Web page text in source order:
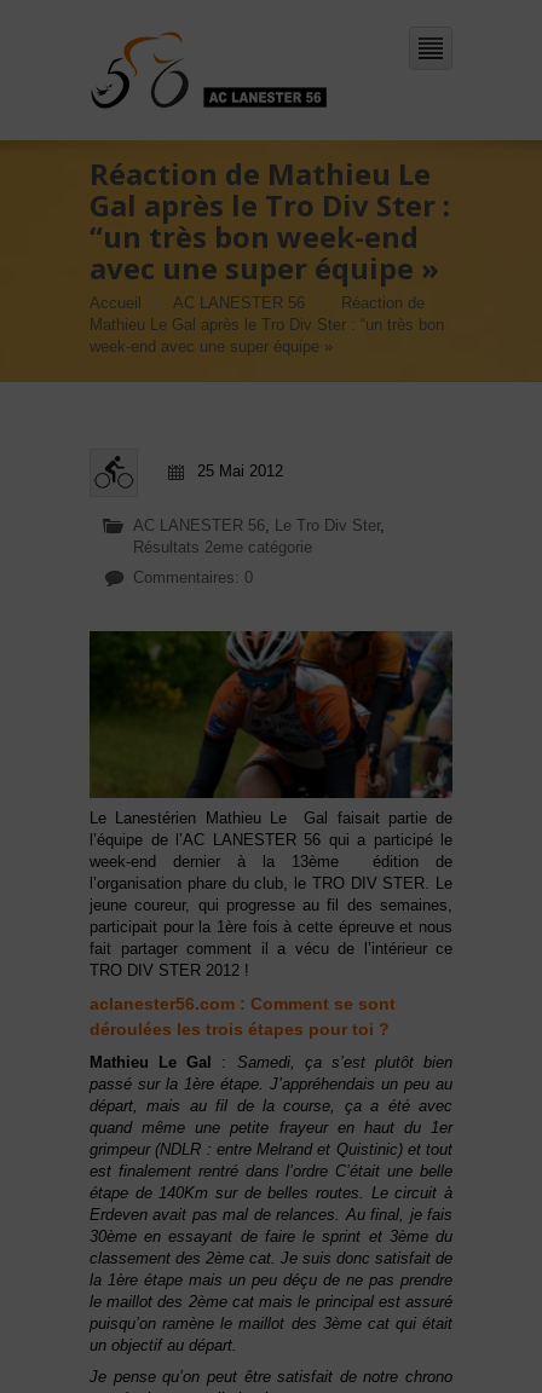
Réaction de Mathieu Le
Gal après le Tro Div Ster :
“un très bon week-end
avec une super équipe »
Accueil AC LANESTER 56
Réaction de
Mathieu Le Gal après le Tro Div Ster : “un très bon
week-end avec une super équipe »
25 Mai 2012
AC LANESTER 56, Le Tro Div Ster,
Résultats 2eme catégorie
Commentaires: 0
Le Lanestérien Mathieu Le Gal faisait partie de
l’équipe de l’AC LANESTER 56 qui a participé le
week-end dernier à la 13ème édition de
l’organisation phare du club, le TRO DIV STER. Le
jeune coureur, qui progresse au fil des semaines,
participait pour la 1ère fois à cette épreuve et nous
fait partager comment il a vécu de l’intérieur ce
TRO DIV STER 2012 !
aclanester56.com : Comment se sont
déroulées les trois étapes pour toi ?
Mathieu Le Gal : Samedi, ça s’est plutôt bien
passé sur la 1ère étape. J’appréhendais un peu au
départ, mais au fil de la course, ça a été avec
quand même une petite frayeur en haut du 1er
grimpeur (NDLR : entre Melrand et Quistinic) et tout
est finalement rentré dans l’ordre C’était une belle
étape de 140Km sur de belles routes. Le circuit à
Erdeven avait pas mal de relances. Au final, je fais
30ème en essayant de faire le sprint et 3ème du
classement des 2ème cat. Je suis donc satisfait de
la 1ère étape mais un peu déçu de ne pas prendre
le maillot des 2ème cat mais le principal est assuré
puisqu’on ramène le maillot des 3ème cat qui était
un objectif au départ.
Je pense qu’on peut être satisfait de notre chrono